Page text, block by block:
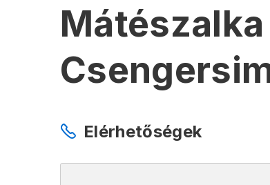
Elérhetőségek